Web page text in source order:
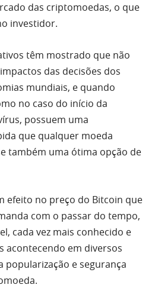
das criptomoedas, o que
investidor.
têm mostrado que não
das decisões dos
mundiais, e quando
no caso do início da
possuem uma
que qualquer moeda
também uma ótima opção de
efeito no preço do Bitcoin que
com o passar do tempo,
cada vez mais conhecido e
acontecendo em diversos
popularização e segurança